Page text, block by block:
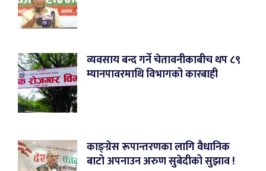
व्यवसाय बन्द गर्ने चेतावनीकाबीच थप ८९
म्यानपावरमाथि विभागको कारबाही
काङ्ग्रेस रूपान्तरणका लागि वैधानिक
बाटो अपनाउन अरुण सुबेदीको सुझाव !